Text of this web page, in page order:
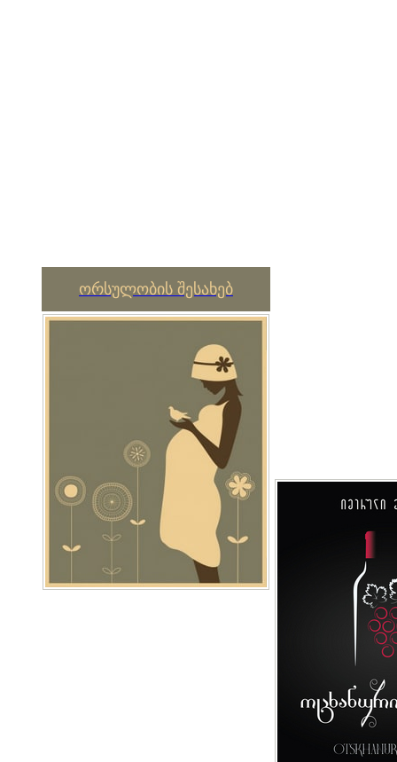
ორსულობის შესახებ